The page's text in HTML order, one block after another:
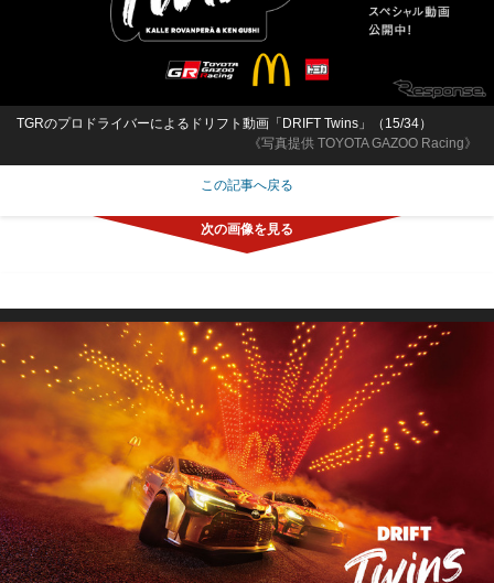
《写真提供 TOYOTA GAZOO Racing》
TGRのプロドライバーによるドリフト動画「DRIFT Twins」（15/34）
この記事へ戻る